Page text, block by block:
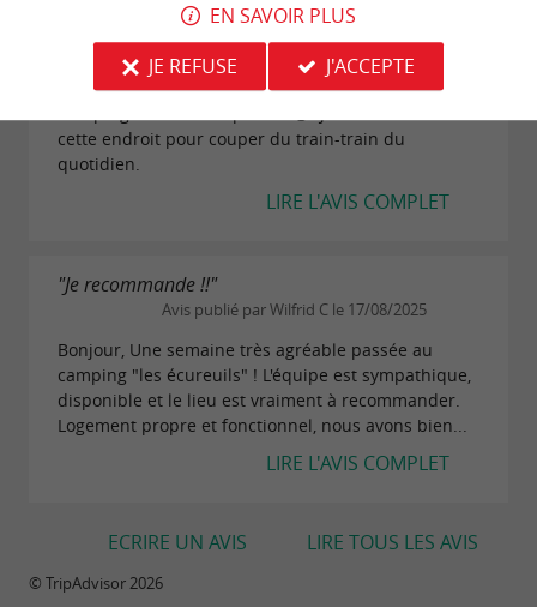
"Je recommande"
Avis publié par Cecile G le 12/09/2025
Très bonne semaine de vacances dans ce camping.
cette endroit pour couper du train-train du
quotidien.
LIRE L'AVIS COMPLET
"Je recommande !!"
Avis publié par Wilfrid C le 17/08/2025
Bonjour, Une semaine très agréable passée au
camping "les écureuils" ! L'équipe est sympathique,
disponible et le lieu est vraiment à recommander.
Logement propre et fonctionnel, nous avons bien...
LIRE L'AVIS COMPLET
LIRE TOUS LES AVIS
ECRIRE UN AVIS
© TripAdvisor 2026
EN SAVOIR PLUS
JE REFUSE
J'ACCEPTE